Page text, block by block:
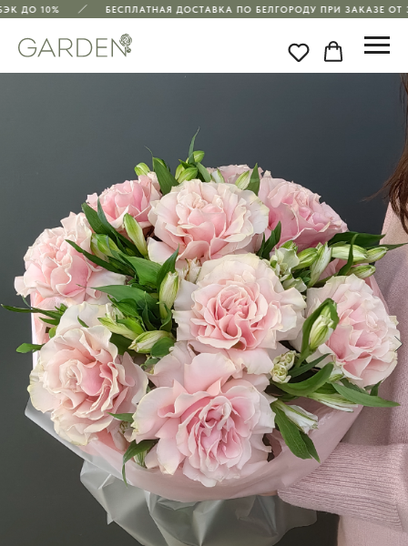
ДО 10% БЕСПЛАТНАЯ ДОСТАВКА ПО БЕЛГОРОДУ ПРИ ЗАКАЗЕ ОТ